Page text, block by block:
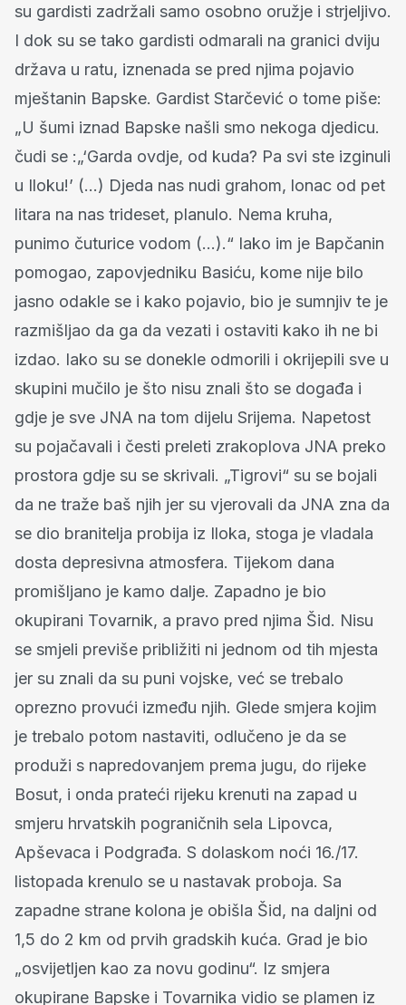
su gardisti zadržali samo osobno oružje i strjeljivo.
I dok su se tako gardisti odmarali na granici dviju
država u ratu, iznenada se pred njima pojavio
mještanin Bapske. Gardist Starčević o tome piše:
„U šumi iznad Bapske našli smo nekoga djedicu.
čudi se :„‘Garda ovdje, od kuda? Pa svi ste izginuli
u Iloku!’ (...) Djeda nas nudi grahom, lonac od pet
litara na nas trideset, planulo. Nema kruha,
punimo čuturice vodom (...).“ Iako im je Bapčanin
pomogao, zapovjedniku Basiću, kome nije bilo
jasno odakle se i kako pojavio, bio je sumnjiv te je
razmišljao da ga da vezati i ostaviti kako ih ne bi
izdao. Iako su se donekle odmorili i okrijepili sve u
skupini mučilo je što nisu znali što se događa i
gdje je sve JNA na tom dijelu Srijema. Napetost
su pojačavali i česti preleti zrakoplova JNA preko
prostora gdje su se skrivali. „Tigrovi“ su se bojali
da ne traže baš njih jer su vjerovali da JNA zna da
se dio branitelja probija iz Iloka, stoga je vladala
dosta depresivna atmosfera. Tijekom dana
promišljano je kamo dalje. Zapadno je bio
okupirani Tovarnik, a pravo pred njima Šid. Nisu
se smjeli previše približiti ni jednom od tih mjesta
jer su znali da su puni vojske, već se trebalo
oprezno provući između njih. Glede smjera kojim
je trebalo potom nastaviti, odlučeno je da se
produži s napredovanjem prema jugu, do rijeke
Bosut, i onda prateći rijeku krenuti na zapad u
smjeru hrvatskih pograničnih sela Lipovca,
Apševaca i Podgrađa. S dolaskom noći 16./17.
listopada krenulo se u nastavak proboja. Sa
zapadne strane kolona je obišla Šid, na daljni od
1,5 do 2 km od prvih gradskih kuća. Grad je bio
„osvijetljen kao za novu godinu“. Iz smjera
okupirane Bapske i Tovarnika vidio se plamen iz